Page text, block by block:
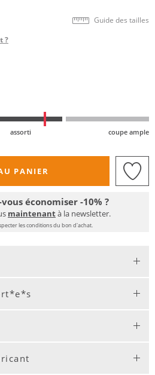
Guide des tailles
?
assorti coupe ample
PANIER
économiser -10% ?
maintenantà la newsletter.
les conditions du bon d'achat.